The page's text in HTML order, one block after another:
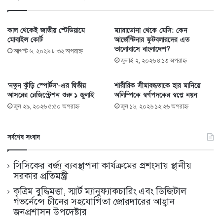
কাল থেকেই জাতীয় স্টেডিয়ামে
মোবাইল কোর্ট
আগস্ট ৬, ২০২৬ ৮:৩২ অপরাহ্ণ
ম্যারাডোনা থেকে মেসি: কেন
আর্জেন্টিনার ফুটবলারদের এত
ভালোবাসে বাংলাদেশ?
জুলাই ২, ২০২৬ ৪:১৩ অপরাহ্ণ
‘নতুন কুঁড়ি স্পোর্টস’-এর দ্বিতীয়
আসরের রেজিস্ট্রেশন শুরু ১ জুলাই
জুন ২৯, ২০২৬ ৫:৫০ অপরাহ্ণ
শারীরিক সীমাবদ্ধতাকে হার মানিয়ে
অলিম্পিকে স্বর্ণপদকের স্বপ্নে নয়ন
জুন ১৬, ২০২৬ ১২:২৬ অপরাহ্ণ
সর্বশেষ সংবাদ
সিসিকের বর্জ্য ব্যবস্থাপনা কার্যক্রমের প্রশংসায় স্থানীয়
সরকার প্রতিমন্ত্রী
কৃত্রিম বুদ্ধিমত্তা, স্মার্ট ম্যানুফ্যাকচারিং এবং ডিজিটাল
গভর্নেন্সে চীনের সহযোগিতা জোরদারের আহ্বান
জনপ্রশাসন উপদেষ্টার